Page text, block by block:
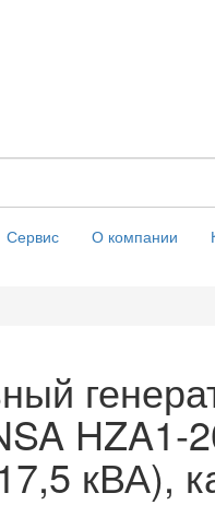
Сервис О компании
HZA1-
кВА),